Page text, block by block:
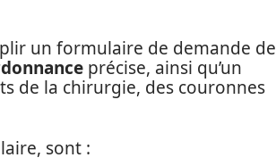
un formulaire de demande de
précise, ainsi qu’un
de la chirurgie, des couronnes
sont :